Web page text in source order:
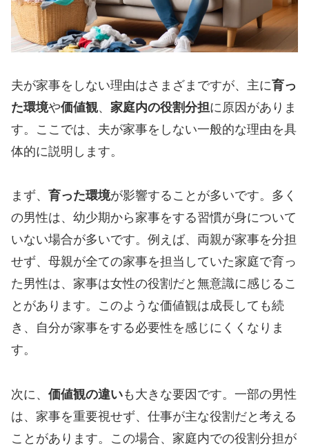
夫が家事をしない理由はさまざまですが、主に育っ
た環境や価値観、 家庭内の役割分担に原因がありま
す。ここでは、夫が家事をしない一般的な理由を具
体的に説明します。
まず、 育った環境が影響することが多いです。多く
の男性は、幼少期から家事をする習慣が身について
いない場合が多いです。例えば、両親が家事を分担
せず、母親が全ての家事を担当していた家庭で育っ
た男性は、家事は女性の役割だと無意識に感じるこ
とがあります。このような価値観は成長しても続
き、自分が家事をする必要性を感じにくくなりま
す。
次に、 価値観の違いも大きな要因です。一部の男性
は、家事を重要視せず、仕事が主な役割だと考える
ことがあります。この場合、家庭内での役割分担が